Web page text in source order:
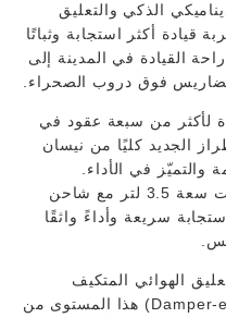
الذكي والتعليق
قيادة أكثر استجابة وثباتًا
القيادة في المدينة إلى
فوق دروب الصحراء.
لأكثر من سبعة عقود في
الجديد كليًا من نيسان
والتميّز في الأداء.
فمحركه القوي سداسي الأسطوانات سعة 3.5 لتر مع شاحن
سريعة وأداءً واثقًا
الهوائي المتكيف
المزود بتقنية التخميد الإلكتروني (Damper-e) هذا المستوى من